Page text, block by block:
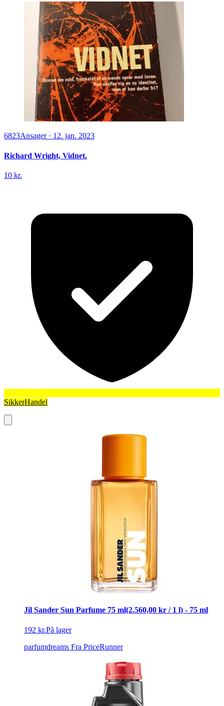
6823Ansager· 12. jan. 2023
Richard Wright, Vidnet.
10 kr.
SikkerHandel
Jil Sander Sun Parfume 75 ml(2.560,00 kr / 1 l) - 75 ml
192 kr.På lager
parfumdreams Fra PriceRunner